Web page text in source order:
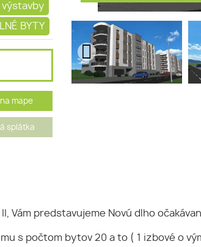
výstavby
BYTY
mape
splátka
Vám predstavujeme Novú dlho
s počtom bytov 20 a to ( 1 izbové o